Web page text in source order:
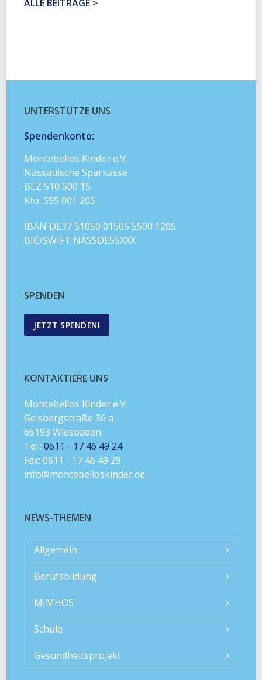
ALLE BEITRÄGE >
UNTERSTÜTZE UNS
Spendenkonto:
Montebellos Kinder e.V.
Nassauische Sparkasse
BLZ 510 500 15
Kto. 555 001 205
IBAN DE37 51050 01505 5500 1205
BIC/SWIFT NASSDE55XXX
SPENDEN
JETZT SPENDEN!
KONTAKTIERE UNS
Montebellos Kinder e.V.
Geisbergstraße 36 a
65193 Wiesbaden
Tel.:0611 - 17 46 49 24
Fax: 0611 - 17 46 49 29
info@montebelloskinder.de
NEWS-THEMEN
Allgemein
Berufsbildung
MIMHOS
Schule
Gesundheitsprojekt